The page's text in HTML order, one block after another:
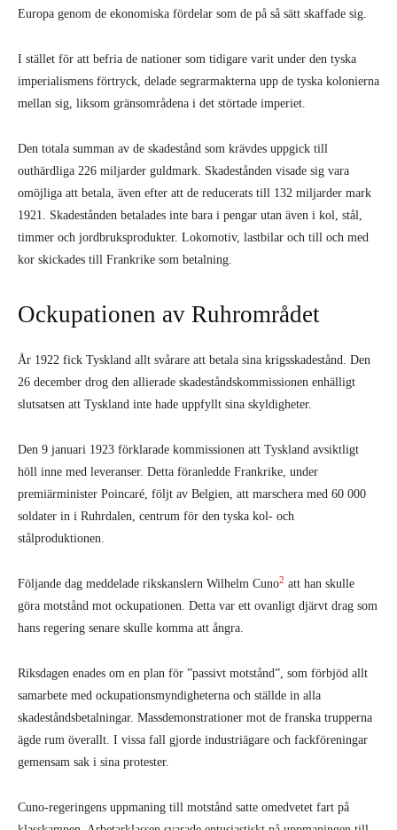
Europa genom de ekonomiska fördelar som de på så sätt skaffade sig.
I stället för att befria de nationer som tidigare varit under den tyska
imperialismens förtryck, delade segrarmakterna upp de tyska kolonierna
mellan sig, liksom gränsområdena i det störtade imperiet.
Den totala summan av de skadestånd som krävdes uppgick till
outhärdliga 226 miljarder guldmark. Skadestånden visade sig vara
omöjliga att betala, även efter att de reducerats till 132 miljarder mark
1921. Skadestånden betalades inte bara i pengar utan även i kol, stål,
timmer och jordbruksprodukter. Lokomotiv, lastbilar och till och med
kor skickades till Frankrike som betalning.
Ockupationen av Ruhrområdet
År 1922 fick Tyskland allt svårare att betala sina krigsskadestånd. Den
26 december drog den allierade skadeståndskommissionen enhälligt
slutsatsen att Tyskland inte hade uppfyllt sina skyldigheter.
Den 9 januari 1923 förklarade kommissionen att Tyskland avsiktligt
höll inne med leveranser. Detta föranledde Frankrike, under
premiärminister Poincaré, följt av Belgien, att marschera med 60 000
soldater in i Ruhrdalen, centrum för den tyska kol- och
stålproduktionen.
Följande dag meddelade rikskanslern Wilhelm Cuno2 att han skulle
göra motstånd mot ockupationen. Detta var ett ovanligt djärvt drag som
hans regering senare skulle komma att ångra.
Riksdagen enades om en plan för ”passivt motstånd”, som förbjöd allt
samarbete med ockupationsmyndigheterna och ställde in alla
skadeståndsbetalningar. Massdemonstrationer mot de franska trupperna
ägde rum överallt. I vissa fall gjorde industriägare och fackföreningar
gemensam sak i sina protester.
Cuno-regeringens uppmaning till motstånd satte omedvetet fart på